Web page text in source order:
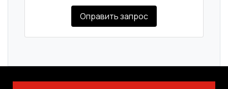
Оправить запрос